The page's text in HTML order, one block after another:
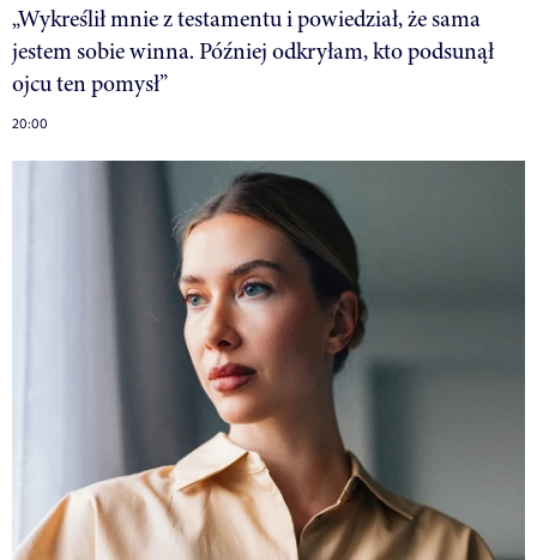
„Wykreślił mnie z testamentu i powiedział, że sama
jestem sobie winna. Później odkryłam, kto podsunął
ojcu ten pomysł”
20:00